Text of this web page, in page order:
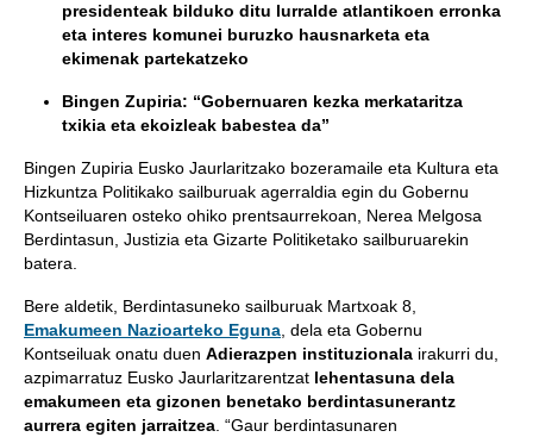
presidenteak bilduko ditu lurralde atlantikoen erronka
eta interes komunei buruzko hausnarketa eta
ekimenak partekatzeko
Bingen Zupiria: “Gobernuaren kezka merkataritza
txikia eta ekoizleak babestea da”
Bingen Zupiria Eusko Jaurlaritzako bozeramaile eta Kultura eta
Hizkuntza Politikako sailburuak agerraldia egin du Gobernu
Kontseiluaren osteko ohiko prentsaurrekoan, Nerea Melgosa
Berdintasun, Justizia eta Gizarte Politiketako sailburuarekin
batera.
Bere aldetik, Berdintasuneko sailburuak Martxoak 8,
Emakumeen Nazioarteko Eguna , dela eta Gobernu
Kontseiluak onatu duen Adierazpen instituzionala irakurri du,
azpimarratuz Eusko Jaurlaritzarentzat lehentasuna dela
emakumeen eta gizonen benetako berdintasunerantz
aurrera egiten jarraitzea . “Gaur berdintasunaren